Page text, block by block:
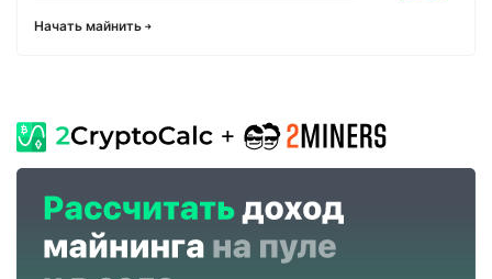
Начать майнить